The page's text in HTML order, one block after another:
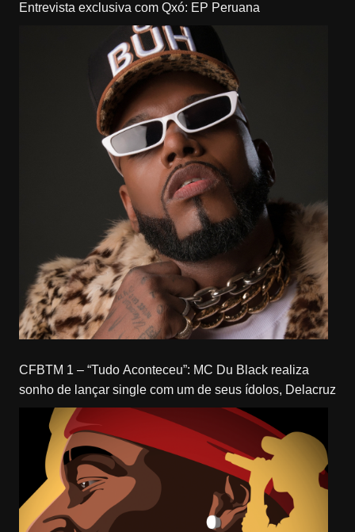
Entrevista exclusiva com Qxó: EP Peruana
CFBTM 1 – “Tudo Aconteceu”: MC Du Black realiza
sonho de lançar single com um de seus ídolos, Delacruz